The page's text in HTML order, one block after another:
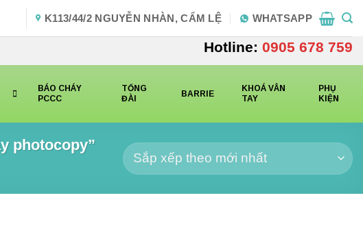
K113/44/2 NGUYỄN NHÀN, CẨM LỆ WHATSAPP
Hotline: 0905 678 759
BÁO CHÁY
PCCC
TỔNG
ĐÀI
BARRIE
KHOÁ VÂN
TAY
PHỤ
KIỆN
photocopy”